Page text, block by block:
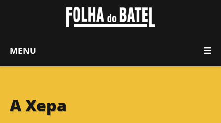
MENU
A Xepa